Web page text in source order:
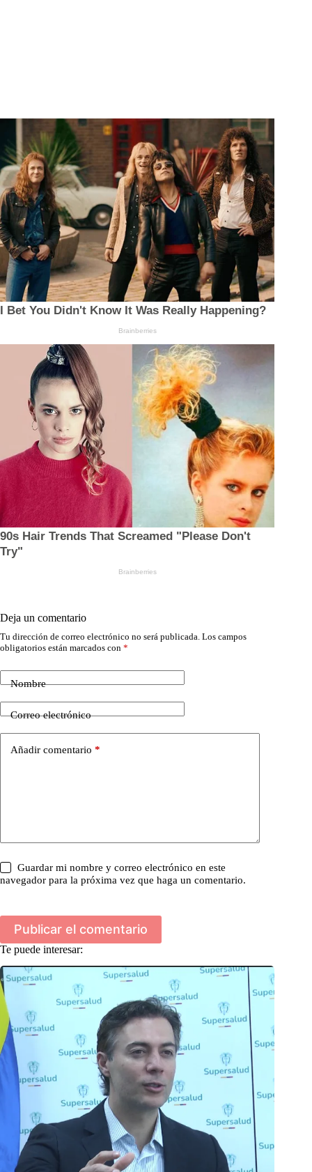
Deja un comentario
Tu dirección de correo electrónico no será publicada. Los campos
obligatorios están marcados con *
Nombre
Correo electrónico
Añadir comentario *
Guardar mi nombre y correo electrónico en este
navegador para la próxima vez que haga un comentario.
Publicar el comentario
Te puede interesar: